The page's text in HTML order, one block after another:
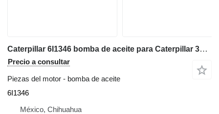
Caterpillar 6I1346 bomba de aceite para Caterpillar 3306B bulldozer
Precio a consultar
Piezas del motor - bomba de aceite
6I1346
México, Chihuahua